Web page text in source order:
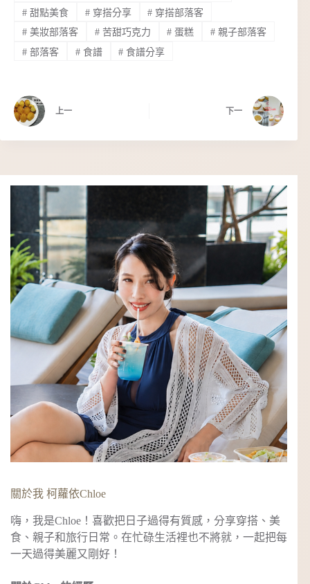
#甜點美食 #穿搭分享 # 穿搭部落客
#美妝部落客 #苦甜巧克力 # 蛋糕 # 親子部落客
#部落客 #食譜 # 食譜分享
上一 下一
關於我 柯蘿依Chloe
嗨，我是Chloe！喜歡把日子過得有質感，分享穿搭、美
食、親子和旅行日常。在忙碌生活裡也不將就，一起把每
一天過得美麗又剛好！